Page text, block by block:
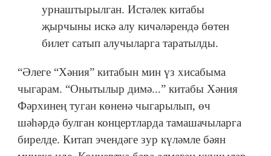
урнаштырылган. Истәлек китабы
җырчыны искә алу кичәләрендә бөтен
билет сатып алучыларга таратылды.
“Әлеге “Хәния” китабын мин үз хисабыма
чыгарам. “Онытылыр димә...” китабы Хәния
Фәрхинең туган көненә чыгарылып, өч
шәһәрдә булган концертларда тамашачыларга
бирелде. Китап эчендәге зур күләмле бәян